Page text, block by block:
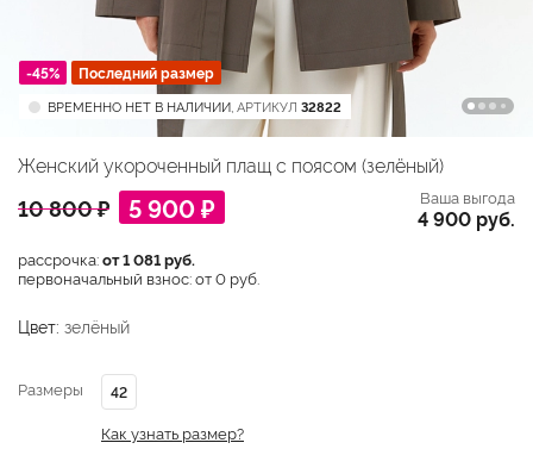
-45% Последний размер
ВРЕМЕННО НЕТ В НАЛИЧИИ, АРТИКУЛ 32822
Женский укороченный плащ с поясом (зелёный)
10 800 ₽ 5 900 ₽ Ваша выгода
4 900 руб.
рассрочка:от 1 081 руб.
первоначальный взнос: от 0 руб.
Цвет: зелёный
Размеры 42
Как узнать размер?